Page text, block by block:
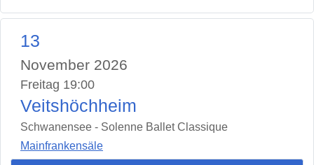
13
November 2026
Freitag 19:00
Veitshöchheim
Schwanensee - Solenne Ballet Classique
Mainfrankensäle